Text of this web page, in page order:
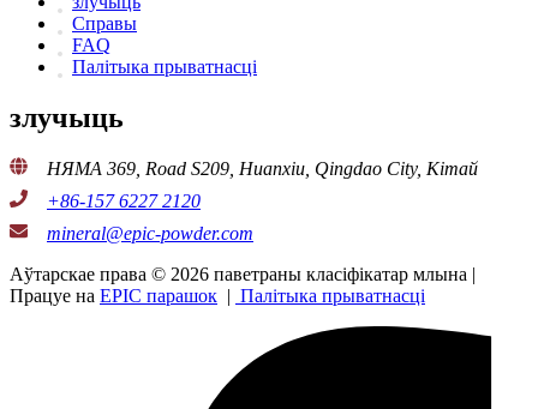
Справы
FAQ
Палітыка прыватнасці
злучыць
НЯМА 369, Road S209, Huanxiu, Qingdao City, Кітай
+86-157 6227 2120
mineral@epic-powder.com
Аўтарскае права © 2026 паветраны класіфікатар млына |
Працуе на EPIC парашок Палітыка прыватнасці